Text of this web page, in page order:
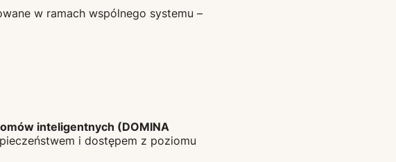
w ramach wspólnego systemu –
inteligentnych (DOMINA
i dostępem z poziomu